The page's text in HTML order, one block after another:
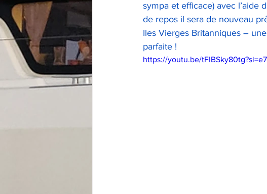
sympa et efficace) avec l’aide
de repos il sera de nouveau
Iles Vierges Britanniques –
parfaite !
https://youtu.be/